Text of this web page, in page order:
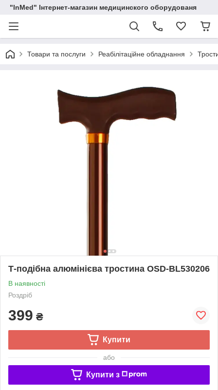
"InMed" Інтернет-магазин медицинского оборудованя
Товари та послуги Реабілітаційне обладнання
Т-подібна алюмінієва тростина OSD-BL530206
В наявності
Роздріб
399 ₴
Купити
або
Купити з